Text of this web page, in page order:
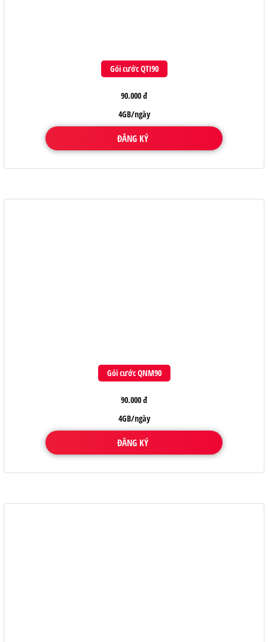
Gói cước QTI90
90.000 đ
4GB/ngày
ĐĂNG KÝ
Gói cước QNM90
90.000 đ
4GB/ngày
ĐĂNG KÝ